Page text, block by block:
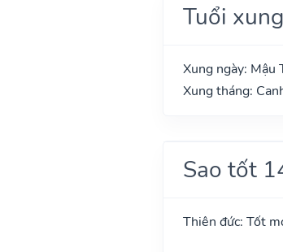
Tuổi
Xung ngày: Mậu
Xung tháng:
Sao tốt
Thiên đức: Tốt